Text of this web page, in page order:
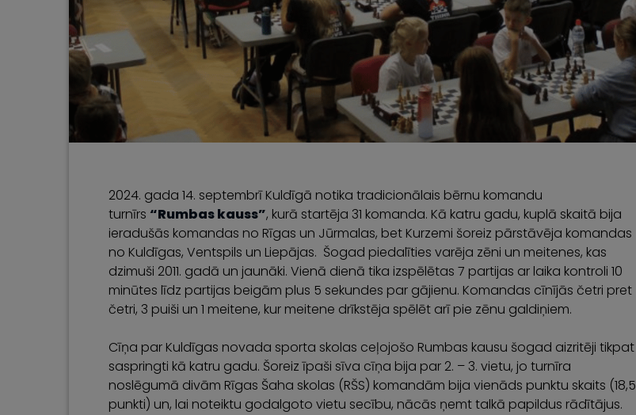
2024. gada 14. septembrī Kuldīgā notika tradicionālais bērnu komandu
turnīrs “Rumbas kauss”, kurā startēja 31 komanda. Kā katru gadu, kuplā skaitā bija
ieradušās komandas no Rīgas un Jūrmalas, bet Kurzemi šoreiz pārstāvēja komandas
no Kuldīgas, Ventspils un Liepājas. Šogad piedalīties varēja zēni un meitenes, kas
dzimuši 2011. gadā un jaunāki. Vienā dienā tika izspēlētas 7 partijas ar laika kontroli 10
minūtes līdz partijas beigām plus 5 sekundes par gājienu. Komandas cīnījās četri pret
četri, 3 puiši un 1 meitene, kur meitene drīkstēja spēlēt arī pie zēnu galdiņiem.
Cīņa par Kuldīgas novada sporta skolas ceļojošo Rumbas kausu šogad aizritēji tikpat
saspringti kā katru gadu. Šoreiz īpaši sīva cīņa bija par 2. – 3. vietu, jo turnīra
noslēgumā divām Rīgas Šaha skolas (RŠS) komandām bija vienāds punktu skaits (18,5
punkti) un, lai noteiktu godalgoto vietu secību, nācās ņemt talkā papildus rādītājus.